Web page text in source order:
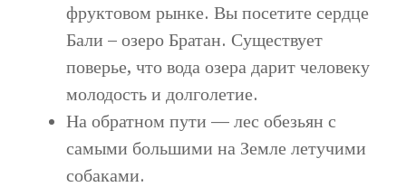
фруктовом рынке. Вы посетите сердце
Бали – озеро Братан. Существует
поверье, что вода озера дарит человеку
молодость и долголетие.
На обратном пути — лес обезьян с
самыми большими на Земле летучими
собаками.